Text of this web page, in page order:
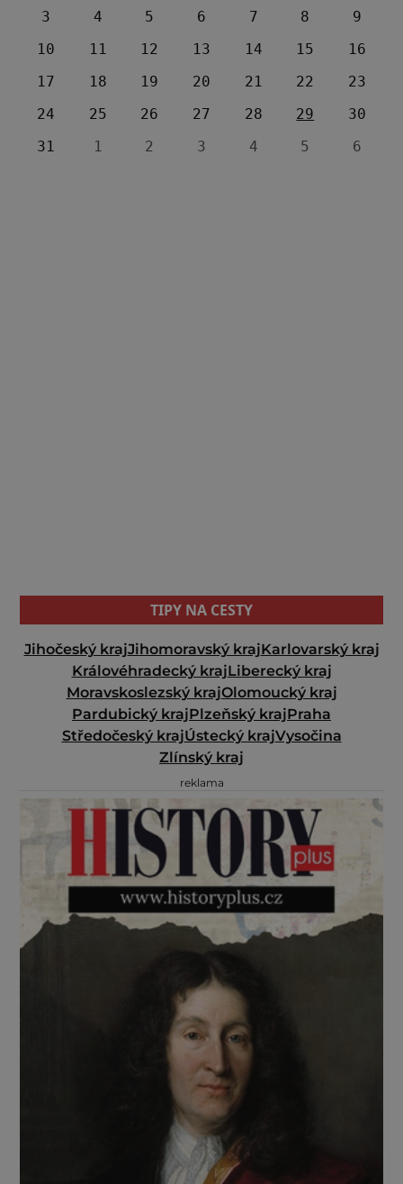
3
4 5 6 7 8
9
10
11 12 13 14 15
16
17
18 19 20 21 22
23
24
25 26 27 28 29
30
31
1 2 3 4 5 6
TIPY NA CESTY
Jihočeský krajJihomoravský krajKarlovarský kraj
Královéhradecký krajLiberecký kraj
Moravskoslezský krajOlomoucký kraj
Pardubický krajPlzeňský krajPraha
Středočeský krajÚstecký krajVysočina
Zlínský kraj
reklama